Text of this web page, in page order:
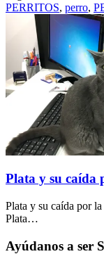
PERRITOS, perro,
Plata y su caída
Plata y su caída por
Plata…
Ayúdanos a ser